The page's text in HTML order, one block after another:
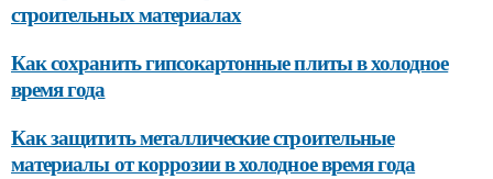
строительных материалах
Как сохранить гипсокартонные плиты в холодное
время года
Как защитить металлические строительные
материалы от коррозии в холодное время года